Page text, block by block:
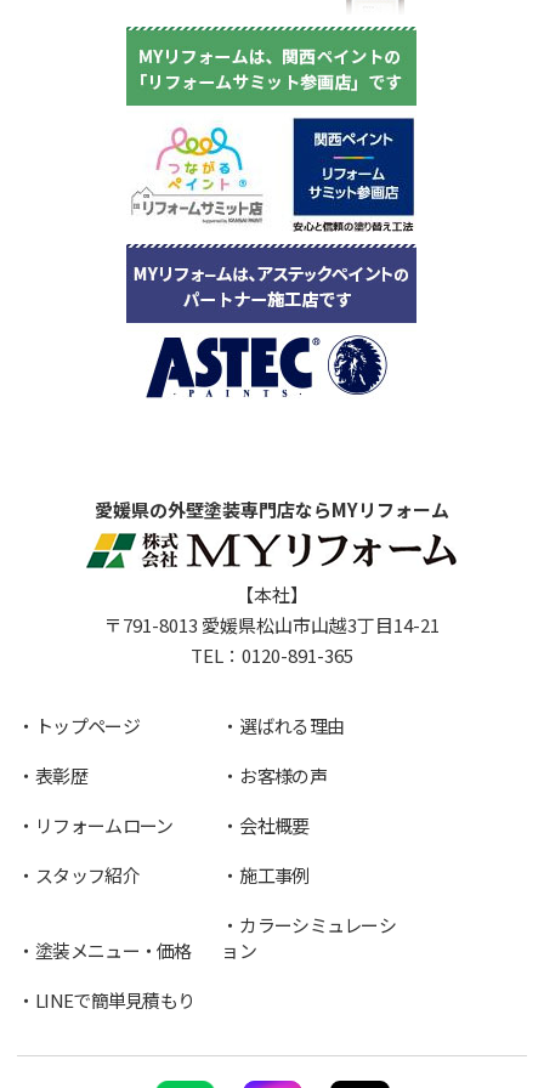
愛媛県の外壁塗装専門店ならMYリフォーム
【本社】
〒791-8013 愛媛県松山市山越3丁目14-21
TEL： 0120-891-365
トップページ
選ばれる理由
表彰歴
お客様の声
リフォームローン
会社概要
スタッフ紹介
施工事例
塗装メニュー・価格
カラーシミュレーシ
ョン
LINEで簡単見積もり